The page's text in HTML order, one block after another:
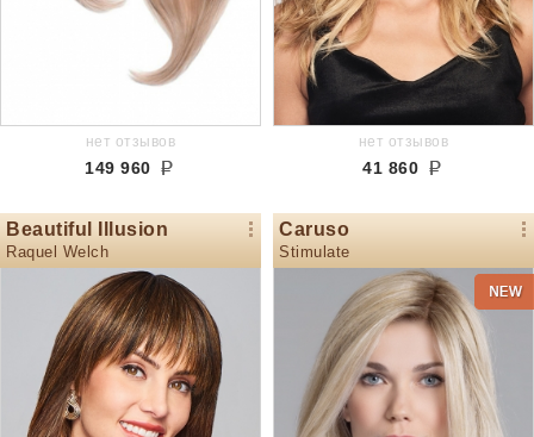
нет отзывов
149 960
нет отзывов
41 860
Beautiful Illusion
Raquel Welch
Caruso
Stimulate